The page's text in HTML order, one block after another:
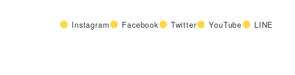
Instagram Facebook Twitter YouTube LINE